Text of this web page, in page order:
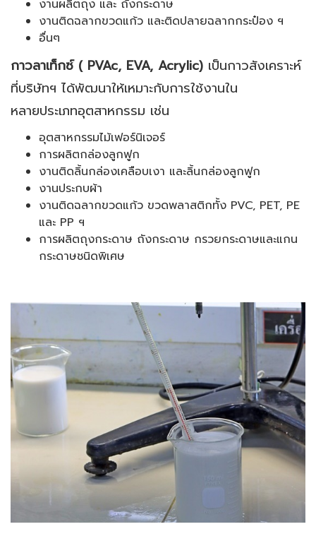
งานผลิตถุง และ ถังกระดาษ
งานติดฉลากขวดแก้ว และติดปลายฉลากกระป๋อง ฯ
อื่นๆ
กาวลาเท็กซ์ ( PVAc, EVA, Acrylic) เป็นกาวสังเคราะห์
ที่บริษัทฯ ได้พัฒนาให้เหมาะกับการใช้งานใน
หลายประเภทอุตสาหกรรม เช่น
อุตสาหกรรมไม้เฟอร์นิเจอร์
การผลิตกล่องลูกฟูก
งานติดลิ้นกล่องเคลือบเงา และลิ้นกล่องลูกฟูก
งานประกบผ้า
งานติดฉลากขวดแก้ว ขวดพลาสติกทั้ง PVC, PET, PE
และ PP ฯ
การผลิตถุงกระดาษ ถังกระดาษ กรวยกระดาษและแกน
กระดาษชนิดพิเศษ